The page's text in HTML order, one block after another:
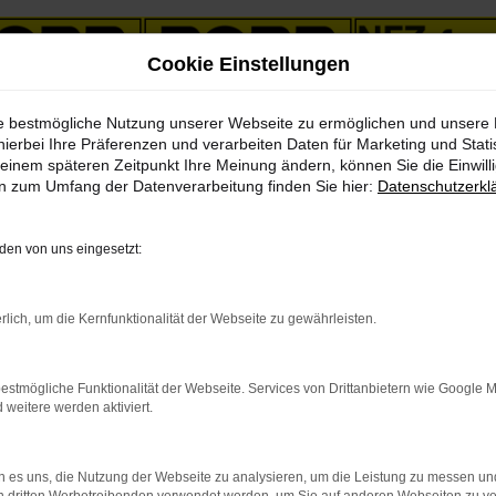
nach Jena
Angebote mit
Neuwagen
Die Fahrzeuge des Herstellers zeichnen sich durch
Landstraße und Autobahn unterwegs sein und sich an dem
Kunden aus Jena mit speziellen Paketen und Angeboten
ausdauernden Beratung und davon, dass wir gerne restlos
Cookie Einstellungen
bestmögliche Nutzung unserer Webseite zu ermöglichen und unsere
Ihre Präferenzen und verarbeiten Daten für Marketing und
späteren Zeitpunkt Ihre Meinung ändern, können Sie die
zum Umfang der Datenverarbeitung finden Sie hier:
von uns eingesetzt:
um die Kernfunktionalität der Webseite zu gewährleisten.
Funktionalität der Webseite. Services von Drittanbietern wie Google
weitere werden aktiviert.
es uns, die Nutzung der Webseite zu analysieren, um die Leistung zu messen